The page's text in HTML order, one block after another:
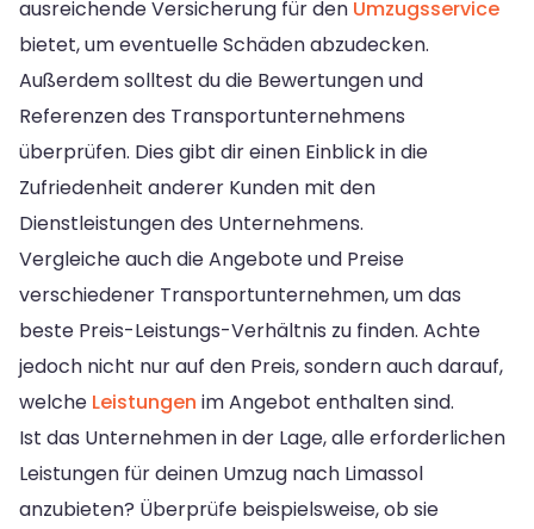
ausreichende Versicherung für den Umzugsservice
bietet, um eventuelle Schäden abzudecken.
Außerdem solltest du die Bewertungen und
Referenzen des Transportunternehmens
überprüfen. Dies gibt dir einen Einblick in die
Zufriedenheit anderer Kunden mit den
Dienstleistungen des Unternehmens.
Vergleiche auch die Angebote und Preise
verschiedener Transportunternehmen, um das
beste Preis-Leistungs-Verhältnis zu finden. Achte
jedoch nicht nur auf den Preis, sondern auch darauf,
welche Leistungen im Angebot enthalten sind.
Ist das Unternehmen in der Lage, alle erforderlichen
Leistungen für deinen Umzug nach Limassol
anzubieten? Überprüfe beispielsweise, ob sie